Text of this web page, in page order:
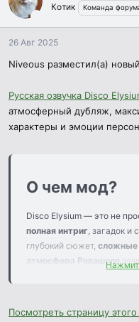
а
Котик Команда
26 Авг 2025
Niveous разместил(а)
Русская озвучка Disco
атмосферный дубляж,
характеры и эмоции
О чем мод?​
Disco Elysium — это не
полная интриг, загадок и
глубокий сюжет, сложные
атмосфера Ревашоля
Посмотреть страницу